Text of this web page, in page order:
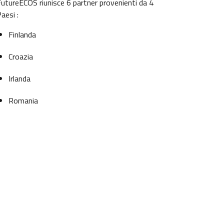
:
Finlanda
Croazia
Irlanda
Romania